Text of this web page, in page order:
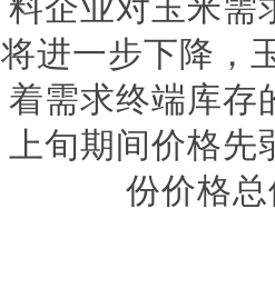
料企业对玉米需
将进一步下降，
着需求终端库存
上旬期间价格先
份价格